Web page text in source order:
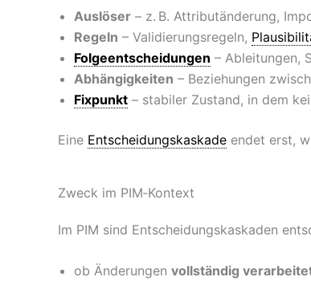
Auslöser – z. B. Attributänderung,
Regeln – Validierungsregeln,
Folgeentscheidungen – Ableitungen,
Abhängigkeiten – Beziehungen
Fixpunkt – stabiler Zustand, in dem
Eine Entscheidungskaskade endet erst,
Zweck im PIM‑Kontext
Im PIM sind Entscheidungskaskaden
ob Änderungen vollständig